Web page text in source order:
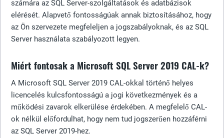
számára az SQL Server-szolgáltatások és adatbázisok
elérését. Alapvető fontosságúak annak biztosításához, hogy
az Ön szervezete megfeleljen a jogszabályoknak, és az SQL
Server használata szabályozott legyen.
Miért fontosak a Microsoft SQL Server 2019 CAL-k?
A Microsoft SQL Server 2019 CAL-okkal történő helyes
licencelés kulcsfontosságú a jogi következmények és a
működési zavarok elkerülése érdekében. A megfelelő CAL-
ok nélkül előfordulhat, hogy nem tud jogszerűen hozzáférni
az SQL Server 2019-hez.